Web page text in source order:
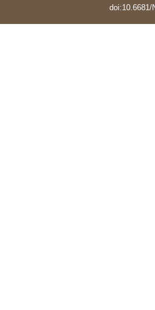
doi:10.6681/